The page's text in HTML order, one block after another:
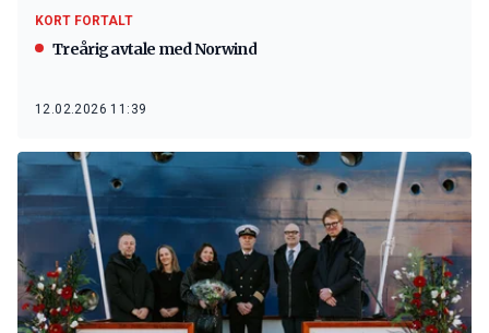
KORT FORTALT
Treårig avtale med Norwind
12.02.2026 11:39